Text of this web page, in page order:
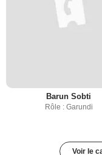
Barun Sobti
Rôle : Garundi
Voir le